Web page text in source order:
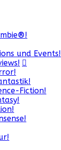
und Events!
Fiction!